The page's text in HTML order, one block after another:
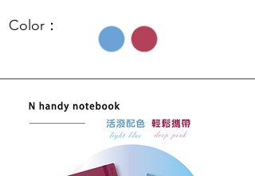
Color：